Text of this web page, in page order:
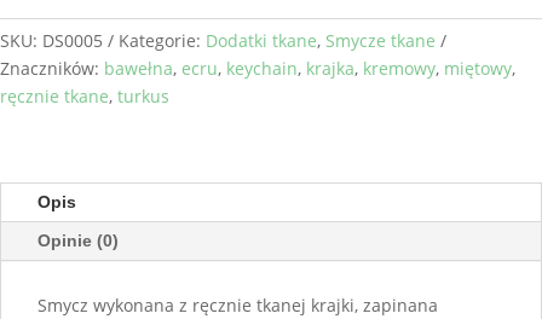
SKU: DS0005 Kategorie: Dodatki tkane, Smycze tkane
Znaczników: bawełna, ecru, keychain, krajka, kremowy, miętowy,
ręcznie tkane, turkus
Opis
Opinie (0)
Smycz wykonana z ręcznie tkanej krajki, zapinana